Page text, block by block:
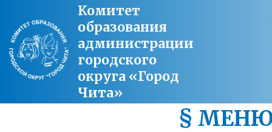
Комитет
образования
администрации
городского
округа «Город
Чита»
§